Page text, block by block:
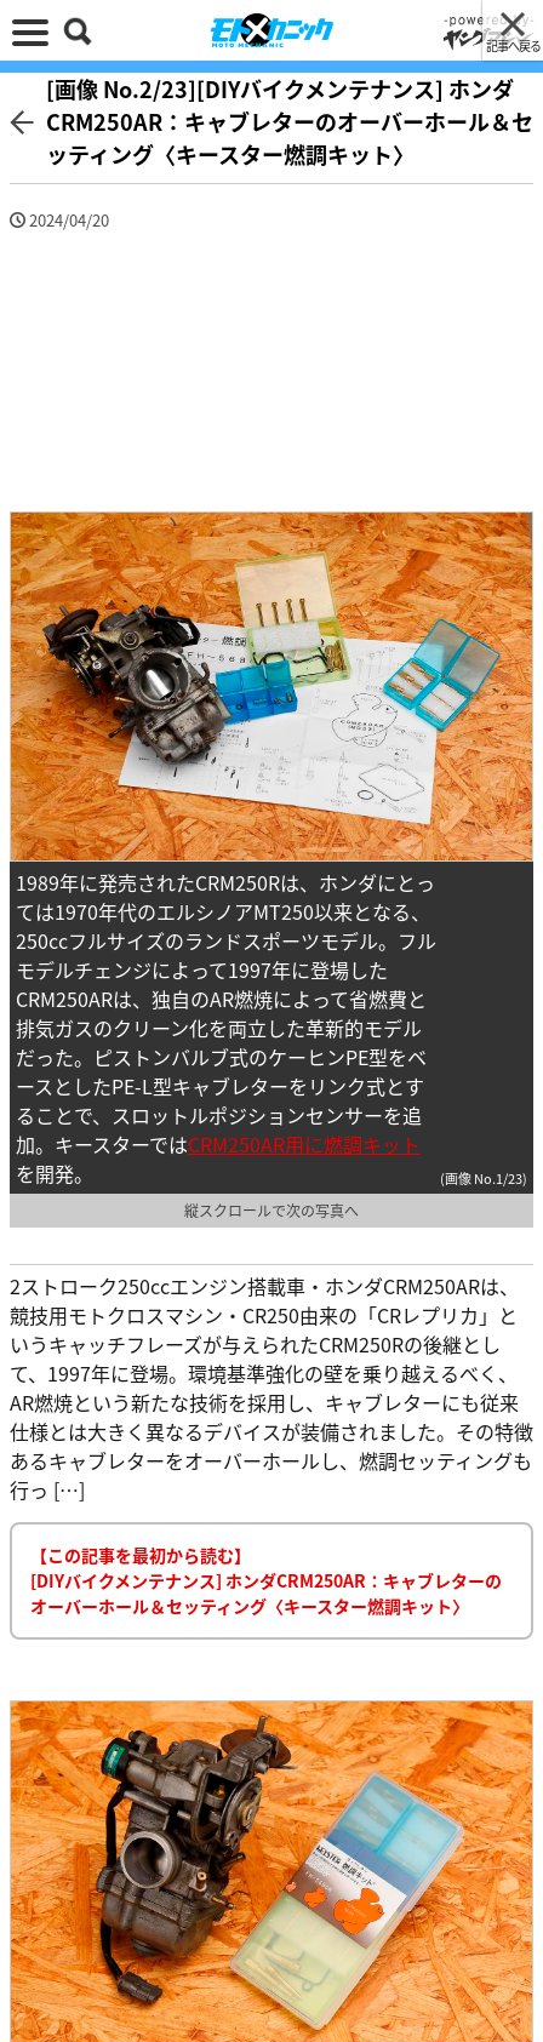
記事へ戻る
[画像 No.2/23][DIYバイクメンテナンス] ホンダ
CRM250AR：キャブレターのオーバーホール＆セ
ッティング〈キースター燃調キット〉
2024/04/20
1989年に発売されたCRM250Rは、ホンダにとっ
ては1970年代のエルシノアMT250以来となる、
250ccフルサイズのランドスポーツモデル。フル
モデルチェンジによって1997年に登場した
CRM250ARは、独自のAR燃焼によって省燃費と
排気ガスのクリーン化を両立した革新的モデル
だった。ピストンバルブ式のケーヒンPE型をベ
ースとしたPE-L型キャブレターをリンク式とす
ることで、スロットルポジションセンサーを追
加。キースターではCRM250AR用に燃調キット
を開発。
(画像 No.1/23)
縦スクロールで次の写真へ
2ストローク250ccエンジン搭載車・ホンダCRM250ARは、
競技用モトクロスマシン・CR250由来の「CRレプリカ」と
いうキャッチフレーズが与えられたCRM250Rの後継とし
て、1997年に登場。環境基準強化の壁を乗り越えるべく、
AR燃焼という新たな技術を採用し、キャブレターにも従来
仕様とは大きく異なるデバイスが装備されました。その特徴
あるキャブレターをオーバーホールし、燃調セッティングも
行っ […]
【この記事を最初から読む】
[DIYバイクメンテナンス] ホンダCRM250AR：キャブレターの
オーバーホール＆セッティング〈キースター燃調キット〉